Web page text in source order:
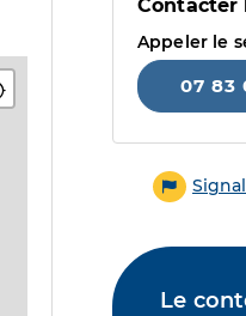
Contacter
Appeler le
07 83
Le